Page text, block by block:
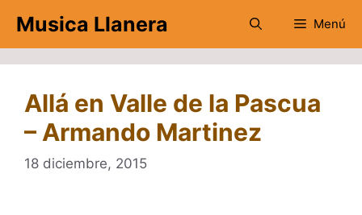
contenido
Musica Llanera Menú
Allá en Valle de la Pascua
– Armando Martinez
18 diciembre, 2015